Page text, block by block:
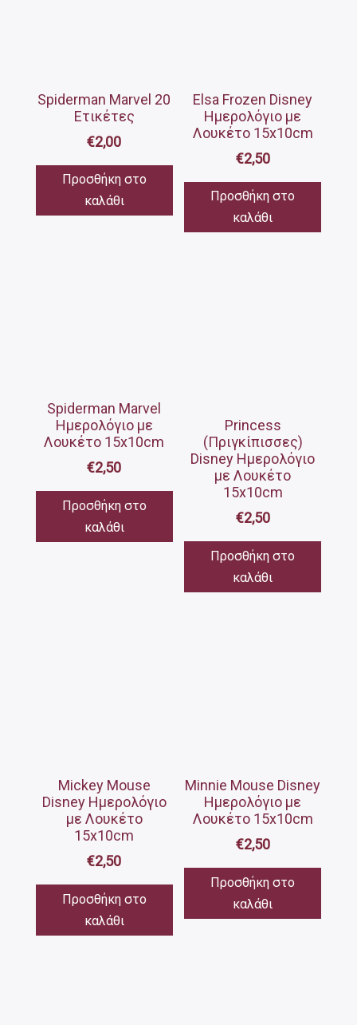
Spiderman Marvel 20
Ετικέτες
€2,00
Προσθήκη στο
καλάθι
Elsa Frozen Disney
Ημερολόγιο με
Λουκέτο 15x10cm
€2,50
Προσθήκη στο
καλάθι
Spiderman Marvel
Ημερολόγιο με
Λουκέτο 15x10cm
€2,50
Προσθήκη στο
καλάθι
Princess
(Πριγκίπισσες)
Disney Ημερολόγιο
με Λουκέτο
15x10cm
€2,50
Προσθήκη στο
καλάθι
Mickey Mouse
Disney Ημερολόγιο
με Λουκέτο
15x10cm
€2,50
Προσθήκη στο
καλάθι
Minnie Mouse Disney
Ημερολόγιο με
Λουκέτο 15x10cm
€2,50
Προσθήκη στο
καλάθι